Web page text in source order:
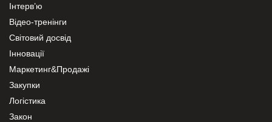
Інтерв’ю
Відео-тренінги
Світовий досвід
Інновації
Маркетинг&Продажі
Закупки
Логістика
Закон